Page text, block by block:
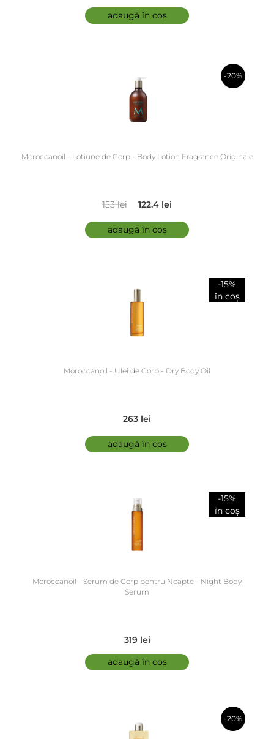
adaugă în coș
-20%
Moroccanoil - Lotiune de Corp - Body Lotion Fragrance Originale
153 lei 122.4 lei
adaugă în coș
-15%
în coș
Moroccanoil - Ulei de Corp - Dry Body Oil
263 lei
adaugă în coș
-15%
în coș
Moroccanoil - Serum de Corp pentru Noapte - Night Body
Serum
319 lei
adaugă în coș
-20%